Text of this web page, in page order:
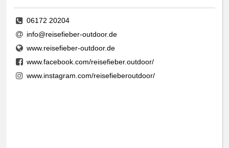
06172 20204
info@reisefieber-outdoor.de
www.reisefieber-outdoor.de
www.facebook.com/reisefieber.outdoor/
www.instagram.com/reisefieberoutdoor/